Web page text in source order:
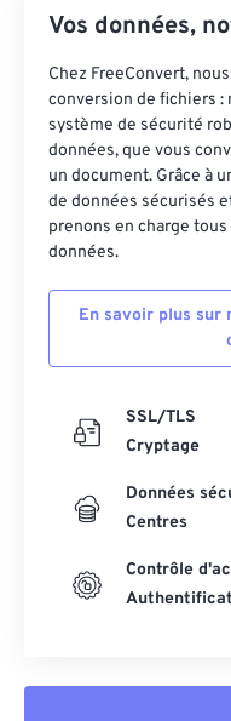
Vos données,
Chez FreeConvert,
conversion de fichiers :
système de sécurité
données, que vous
un document. Grâce à
de données sécurisés
prenons en charge
données.
En savoir plus sur
SSL/TLS
Cryptage
Données
Centres
Contrôle